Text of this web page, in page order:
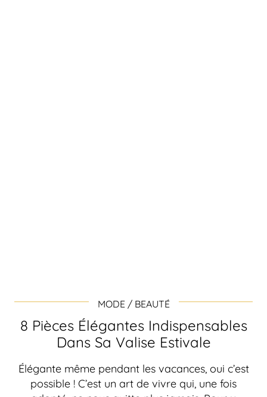
MODE / BEAUTÉ
8 Pièces Élégantes Indispensables
Dans Sa Valise Estivale
Élégante même pendant les vacances, oui c’est
possible ! C’est un art de vivre qui, une fois